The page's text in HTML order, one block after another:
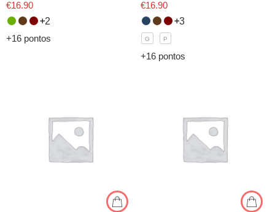
€16.90
2
+16 pontos
€16.90
3
G P
+16 pontos